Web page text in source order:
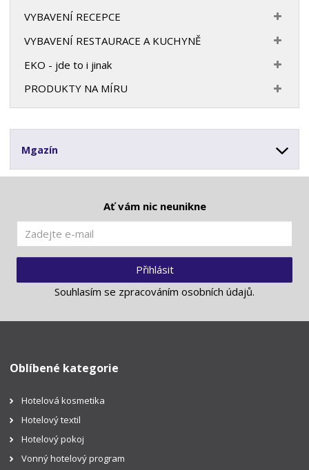
VYBAVENÍ RECEPCE
VYBAVENÍ RESTAURACE A KUCHYNĚ
EKO - jde to i jinak
PRODUKTY NA MÍRU
Mgazín
Ať vám nic neunikne
Přihlásit
Souhlasím se zpracováním osobních údajů.
Oblíbené kategorie
Hotelová kosmetika
Hotelový textil
Hotelový pokoj
Vonný hotelový program